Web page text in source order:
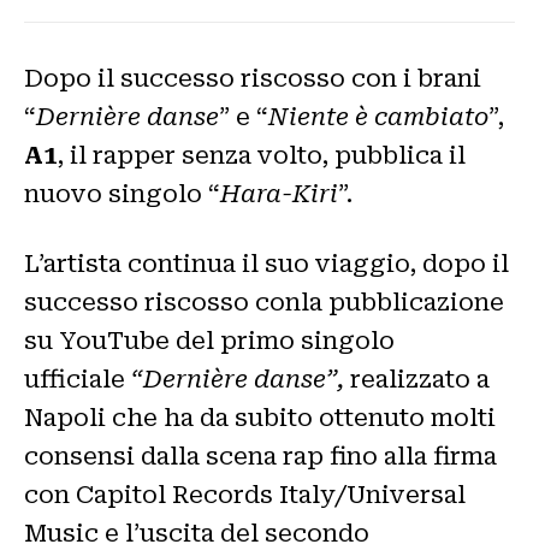
Dopo il successo riscosso con i brani
“Dernière danse” e “Niente è cambiato”,
A1, il rapper senza volto, pubblica il
nuovo singolo “Hara-Kiri”.
L’artista continua il suo viaggio, dopo il
successo riscosso conla pubblicazione
su YouTube del primo singolo
ufficiale “Dernière danse”, realizzato a
Napoli che ha da subito ottenuto molti
consensi dalla scena rap fino alla firma
con Capitol Records Italy/Universal
Music e l’uscita del secondo